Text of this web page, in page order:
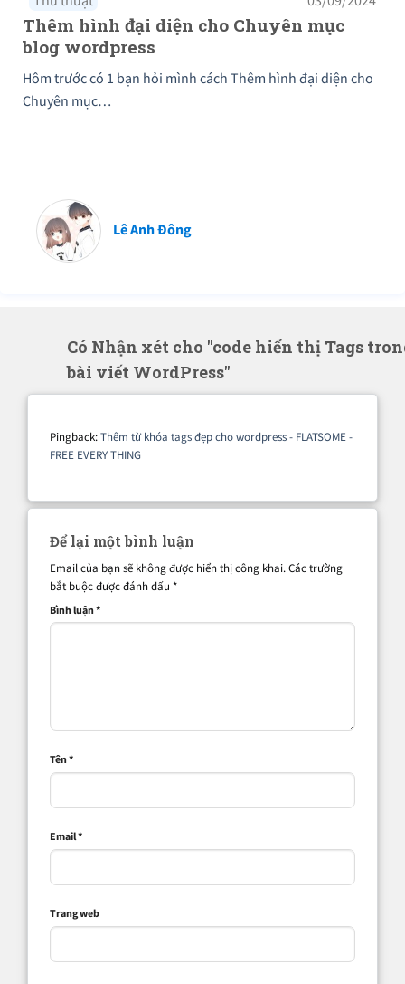
Thêm hình đại diện cho Chuyên mục
blog wordpress
Hôm trước có 1 bạn hỏi mình cách Thêm hình đại diện cho
Chuyên mục…
Lê Anh Đông
Có Nhận xét cho "code hiển thị Tags
bài viết WordPress"
Pingback:Thêm từ khóa tags đẹp cho wordpress - FLATSOME -
FREE EVERY THING
Để lại một bình luận
Email của bạn sẽ không được hiển thị công khai.Các trường
bắt buộc được đánh dấu *
Bình luận*
Tên*
Email*
Trang web